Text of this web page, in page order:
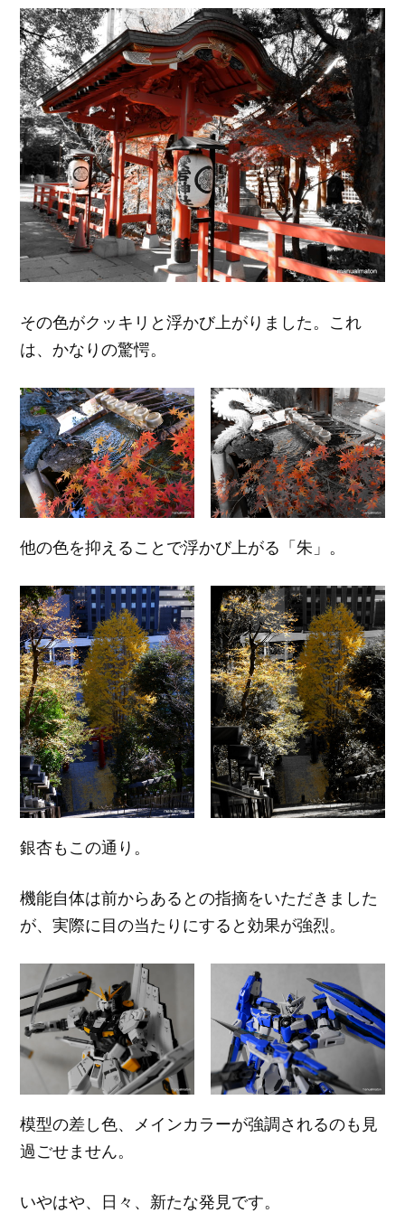
その色がクッキリと浮かび上がりました。これ
は、かなりの驚愕。
他の色を抑えることで浮かび上がる「朱」。
銀杏もこの通り。
機能自体は前からあるとの指摘をいただきました
が、実際に目の当たりにすると効果が強烈。
模型の差し色、メインカラーが強調されるのも見
過ごせません。
いやはや、日々、新たな発見です。